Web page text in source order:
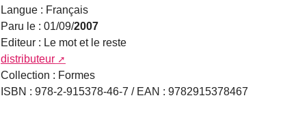
Langue : Français
Paru le : 01/09/2007
Editeur : Le mot et le reste
distributeur
Collection : Formes
ISBN : 978-2-915378-46-7 / EAN : 9782915378467